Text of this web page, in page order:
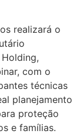
realizará o
com o
técnicas
planejamento
proteção
e famílias.